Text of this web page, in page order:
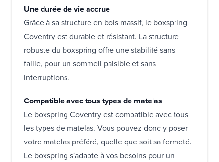
Une durée de vie accrue
Grâce à sa structure en bois massif, le boxspring
Coventry est durable et résistant. La structure
robuste du boxspring offre une stabilité sans
faille, pour un sommeil paisible et sans
interruptions.
Compatible avec tous types de matelas
Le boxspring Coventry est compatible avec tous
les types de matelas. Vous pouvez donc y poser
votre matelas préféré, quelle que soit sa fermeté.
Le boxspring s'adapte à vos besoins pour un